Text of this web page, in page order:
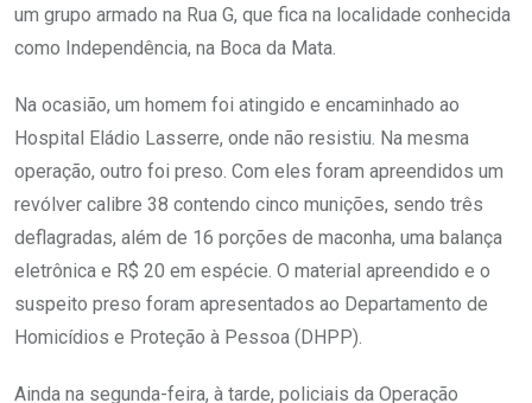
um grupo armado na Rua G, que fica na localidade conhecida
como Independência, na Boca da Mata.
Na ocasião, um homem foi atingido e encaminhado ao
Hospital Eládio Lasserre, onde não resistiu. Na mesma
operação, outro foi preso. Com eles foram apreendidos um
revólver calibre 38 contendo cinco munições, sendo três
deflagradas, além de 16 porções de maconha, uma balança
eletrônica e R$ 20 em espécie. O material apreendido e o
suspeito preso foram apresentados ao Departamento de
Homicídios e Proteção à Pessoa (DHPP).
Ainda na segunda-feira, à tarde, policiais da Operação